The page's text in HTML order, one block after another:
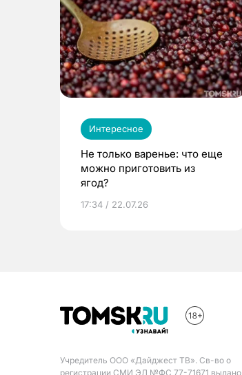
Интересное
Не только варенье: что еще
можно приготовить из
ягод?
17:34 / 22.07.26
Учредитель ООО «Дайджест ТВ». Св-во о
регистрации СМИ ЭЛ №ФС 77-71671 выдано